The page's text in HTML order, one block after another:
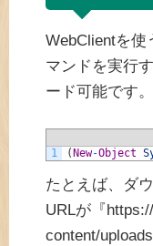
WebClientを使
マンドを実行
ード可能です。
1 (New-Object
たとえば、ダ
URLが『
content/